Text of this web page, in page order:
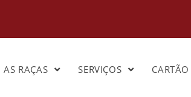
AS RAÇAS SERVIÇOS